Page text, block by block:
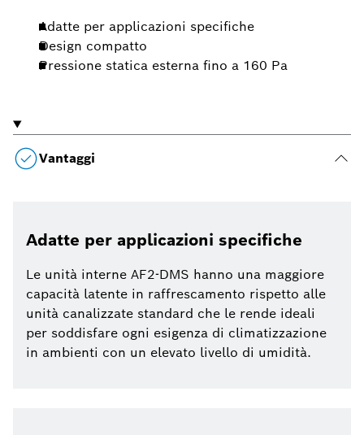
Adatte per applicazioni specifiche
Design compatto
Pressione statica esterna fino a 160 Pa
Vantaggi
Adatte per applicazioni specifiche
Le unità interne AF2-DMS hanno una maggiore
capacità latente in raffrescamento rispetto alle
unità canalizzate standard che le rende ideali
per soddisfare ogni esigenza di climatizzazione
in ambienti con un elevato livello di umidità.